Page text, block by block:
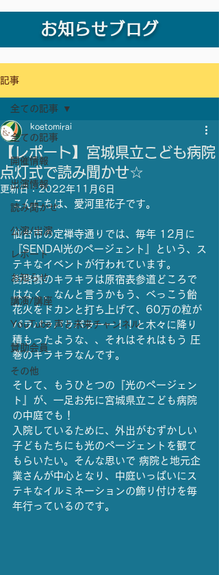
お知らせブログ
記事
全ての記事
開催情報
出演情報
読み聞かせ
公演/出演
レポート
お知らせ
講演/講座
YouTube 声と未来チャンネル
賛助会員
その他
全ての記事
【レポート】宮城県立こども病院
点灯式で読み聞かせ☆
koetomirai
更新日：2022年11月6日
こんにちは、愛河里花子です。
仙台市の定禅寺通りでは、毎年 12月に
『SENDAI光のページェント』という、ス
テキなイベントが行われています。
街路樹のキラキラは原宿表参道どころで
はなく、なんと言うかもう、べっこう飴
花火をドカンと打ち上げて、60万の粒が
パラパラパラパラーー！！と木々に降り
積もったような、、それはそれはもう 圧
巻のキラキラなんです。
そして、もうひとつの『光のページェン
ト』が、一足お先に宮城県立こども病院
の中庭でも！
入院しているために、外出がむずかしい
子どもたちにも光のページェントを観て
もらいたい。そんな思いで 病院と地元企
業さんが中心となり、中庭いっぱいにス
テキなイルミネーションの飾り付けを毎
年行っているのです。